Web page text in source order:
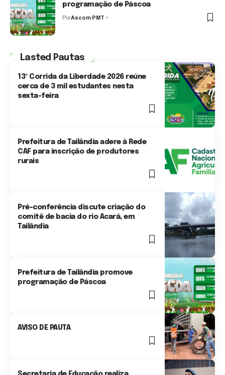
programação de Páscoa
PorAscom PMT 1 Min Read
Lasted Pautas
13ª Corrida da Liberdade 2026 reúne
cerca de 3 mil estudantes nesta
sexta-feira
Prefeitura de Tailândia adere à Rede
CAF para inscrição de produtores
rurais
Pré-conferência discute criação do
comitê de bacia do rio Acará, em
Tailândia
Prefeitura de Tailândia promove
programação de Páscoa
AVISO DE PAUTA